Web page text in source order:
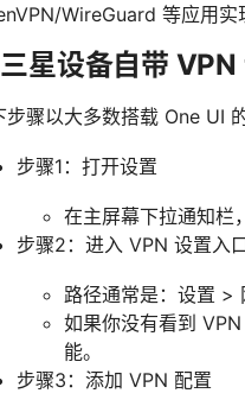
WireGuard 等应用实
星设备自带 VPN
步骤以大多数搭载 One UI
步骤1：打开设置
在主屏幕下拉通知栏
步骤2：进入 VPN 设置入
路径通常是：设置 >
如果你没有看到
能。
步骤3：添加 VPN 配置